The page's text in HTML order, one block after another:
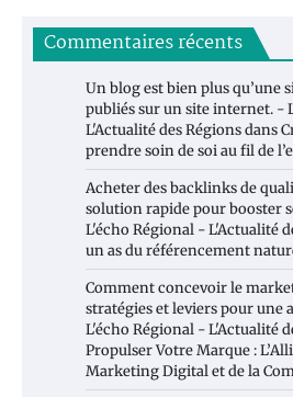
Commentaires récents
Un blog est bien plus qu’une
publiés sur un site internet. -
L'Actualité des Régionsdans
prendre soin de soi au fil de
Acheter des backlinks de
solution rapide pour booster
L'écho Régional - L'Actualité
un as du référencement
Comment concevoir le
stratégies et leviers pour une
L'écho Régional - L'Actualité
Propulser Votre Marque :
Marketing Digital et de la